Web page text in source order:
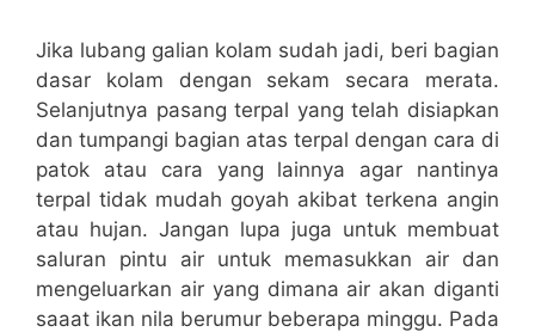
Jika lubang galian kolam sudah jadi, beri bagian
dasar kolam dengan sekam secara merata.
Selanjutnya pasang terpal yang telah disiapkan
dan tumpangi bagian atas terpal dengan cara di
patok atau cara yang lainnya agar nantinya
terpal tidak mudah goyah akibat terkena angin
atau hujan. Jangan lupa juga untuk membuat
saluran pintu air untuk memasukkan air dan
mengeluarkan air yang dimana air akan diganti
saaat ikan nila berumur beberapa minggu. Pada